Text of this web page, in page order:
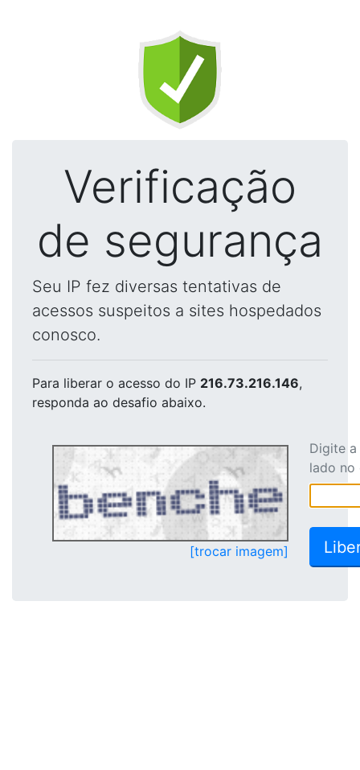
Verificação
de segurança
Seu IP fez diversas tentativas de
acessos suspeitos a sites hospedados
conosco.
Para liberar o acesso do IP 216.73.216.146,
responda ao desafio abaixo.
[trocar imagem]
Digite
lado no